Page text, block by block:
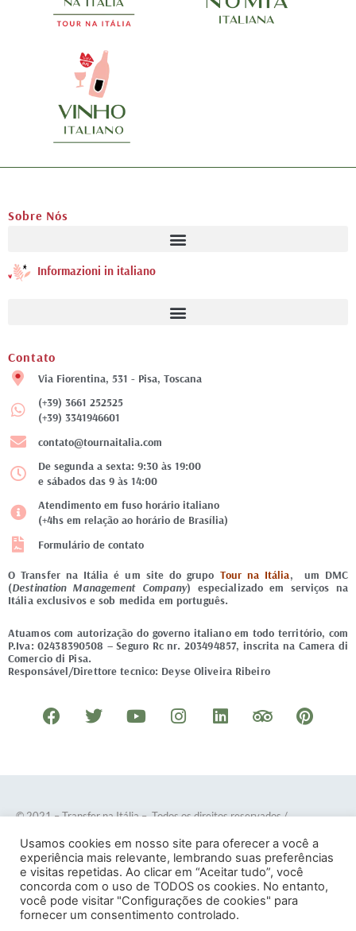
Sobre Nós
Informazioni in italiano
Contato
Via Fiorentina, 531 - Pisa, Toscana
(+39) 3661 252525
(+39) 3341946601
contato@tournaitalia.com
De segunda a sexta: 9:30 às 19:00
e sábados das 9 às 14:00
Atendimento em fuso horário italiano
(+4hs em relação ao horário de Brasília)
Formulário de contato
O Transfer na Itália é um site do grupo Tour na Itália, um DMC
(Destination Management Company) especializado em serviços na
Itália exclusivos e sob medida em português.
Atuamos com autorização do governo italiano em todo território, com
P.Iva: 02438390508 – Seguro Rc nr. 203494857, inscrita na Camera di
Comercio di Pisa.
Responsável/Direttore tecnico: Deyse Oliveira Ribeiro
F
a
e
o
k
T
w
t
e
r
Y
o
t
b
I
n
t
g
r
a
m
L
i
k
d
n
T
r
p
d
s
o
P
i
t
r
e
s
© 2021 – Transfer na Itália – Todos os direitos reservados/
Termos e Condições–Política de Privacidade
Usamos cookies em nosso site para oferecer a você a
experiência mais relevante, lembrando suas preferências
e visitas repetidas. Ao clicar em “Aceitar tudo”, você
concorda com o uso de TODOS os cookies. No entanto,
você pode visitar "Configurações de cookies" para
fornecer um consentimento controlado.